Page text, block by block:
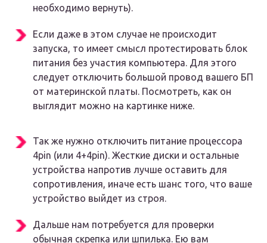
необходимо вернуть).
Если даже в этом случае не происходит
запуска, то имеет смысл протестировать блок
питания без участия компьютера. Для этого
следует отключить большой провод вашего БП
от материнской платы. Посмотреть, как он
выглядит можно на картинке ниже.
Так же нужно отключить питание процессора
4pin (или 4+4pin). Жесткие диски и остальные
устройства напротив лучше оставить для
сопротивления, иначе есть шанс того, что ваше
устройство выйдет из строя.
Дальше нам потребуется для проверки
обычная скрепка или шпилька. Ею вам